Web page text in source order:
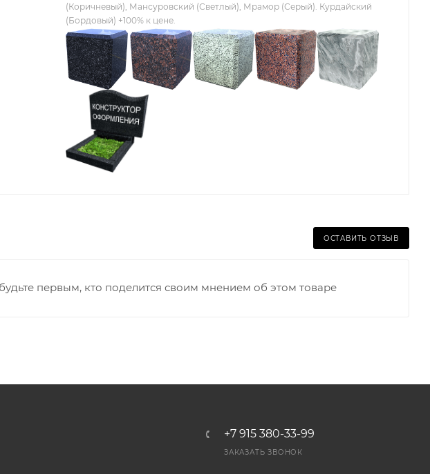
(Коричневый), Мансуровский (Светлый), Мрамор (Серый). Курдайский
(Бордовый) +100% к цене.
ОСТАВИТЬ ОТЗЫВ
первым, кто поделится своим мнением об этом товаре
+7 915 380-33-99
ЗАКАЗАТЬ ЗВОНОК